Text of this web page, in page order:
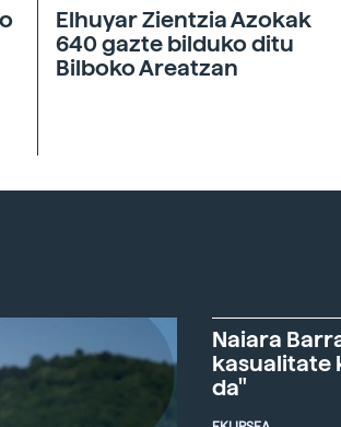
Elhuyar Zientzia Azokak
640 gazte bilduko ditu
Bilboko Areatzan
Naiara
kasualitate
da"